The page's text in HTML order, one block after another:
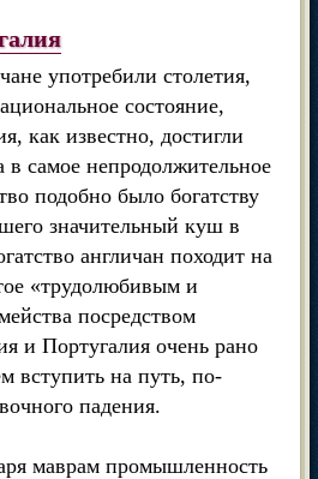
употребили столетия,
состояние,
как известно, достигли
в самое непродолжительное
подобно было богатству
значительный куш в
англичан походит на
«трудолюбивым и
посредством
и Португалия очень рано
вступить на путь, по-
падения.
маврам промышленность